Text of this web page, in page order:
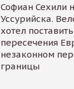
Софиан Сехили
Уссурийска.
хотел
пересечения
незаконном
границы